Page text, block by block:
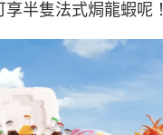
半隻法式焗龍蝦呢！